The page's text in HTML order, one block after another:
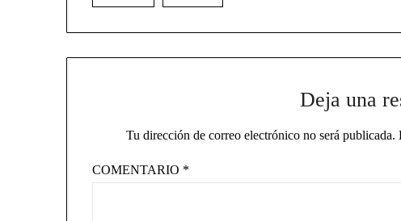
Deja una
Tu dirección de correo electrónico no será publicada.
COMENTARIO *